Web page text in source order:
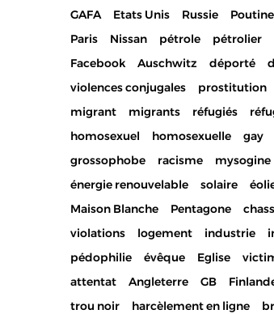
GAFA
Etats Unis Russie Poutine
Paris
Nissan pétrole pétrolier
Facebook
Auschwitz déporté
violences conjugales
prostitution
migrant
migrants réfugiés
homosexuel
homosexuelle gay
grossophobe
racisme mysogine
énergie renouvelable
solaire
Maison Blanche
Pentagone
violations
logement industrie
pédophilie
évêque Eglise
attentat
Angleterre GB
trou noir
harcèlement en ligne